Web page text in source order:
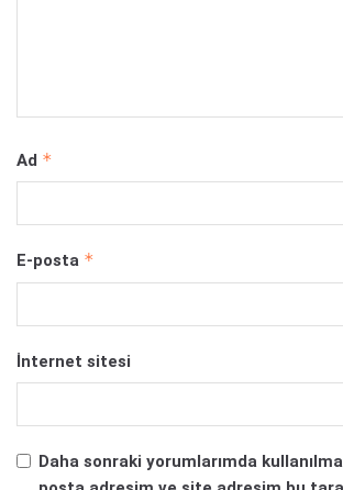
Ad *
E-posta *
İnternet sitesi
Daha sonraki yorumlarımda